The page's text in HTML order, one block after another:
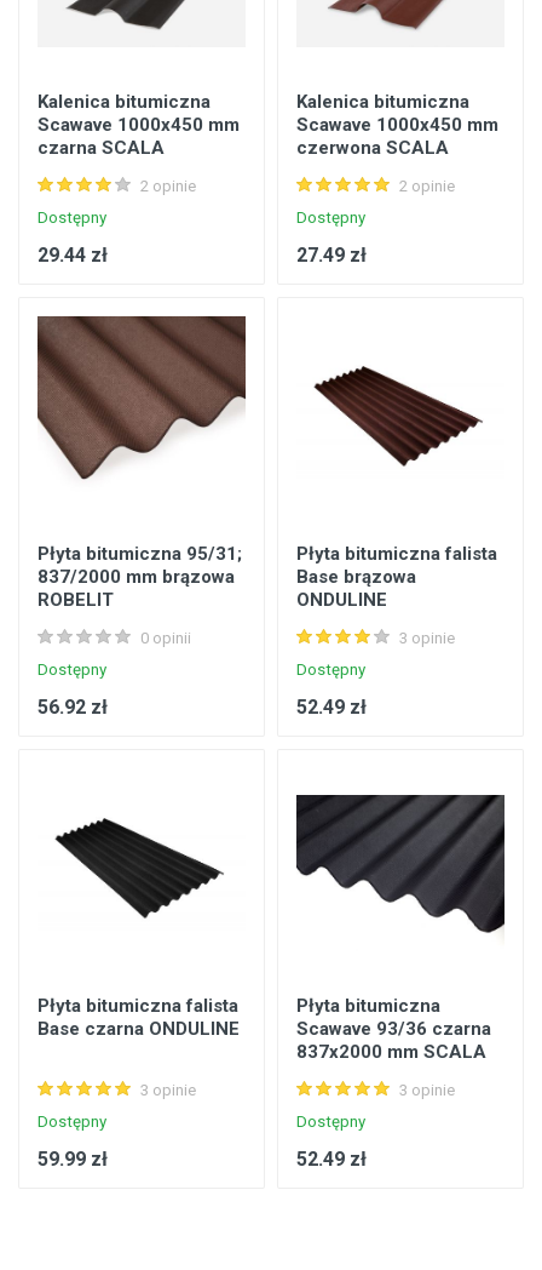
Kalenica bitumiczna
Scawave 1000x450 mm
czarna SCALA
2 opinie
Dostępny
29.44 zł
Kalenica bitumiczna
Scawave 1000x450 mm
czerwona SCALA
2 opinie
Dostępny
27.49 zł
Płyta bitumiczna 95/31;
837/2000 mm brązowa
ROBELIT
0 opinii
Dostępny
56.92 zł
Płyta bitumiczna falista
Base brązowa
ONDULINE
3 opinie
Dostępny
52.49 zł
Płyta bitumiczna falista
Base czarna ONDULINE
3 opinie
Dostępny
59.99 zł
Płyta bitumiczna
Scawave 93/36 czarna
837x2000 mm SCALA
3 opinie
Dostępny
52.49 zł